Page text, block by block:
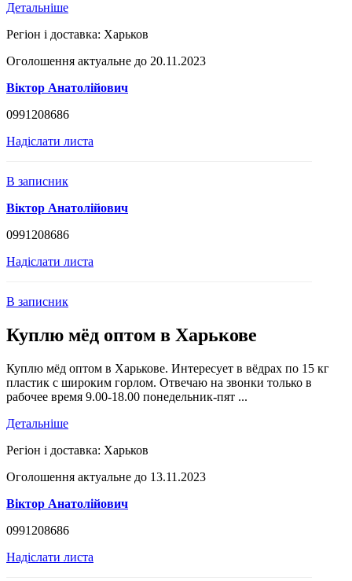
Детальніше
Регіон і доставка: Харьков
Оголошення актуальне до 20.11.2023
Віктор Анатолійович
0991208686
Надіслати листа
В записник
Віктор Анатолійович
0991208686
Надіслати листа
В записник
Куплю мёд оптом в Харькове
Куплю мёд оптом в Харькове. Интересует в вёдрах по 15 кг
пластик с широким горлом. Отвечаю на звонки только в
рабочее время 9.00-18.00 понедельник-пят ...
Детальніше
Регіон і доставка: Харьков
Оголошення актуальне до 13.11.2023
Віктор Анатолійович
0991208686
Надіслати листа